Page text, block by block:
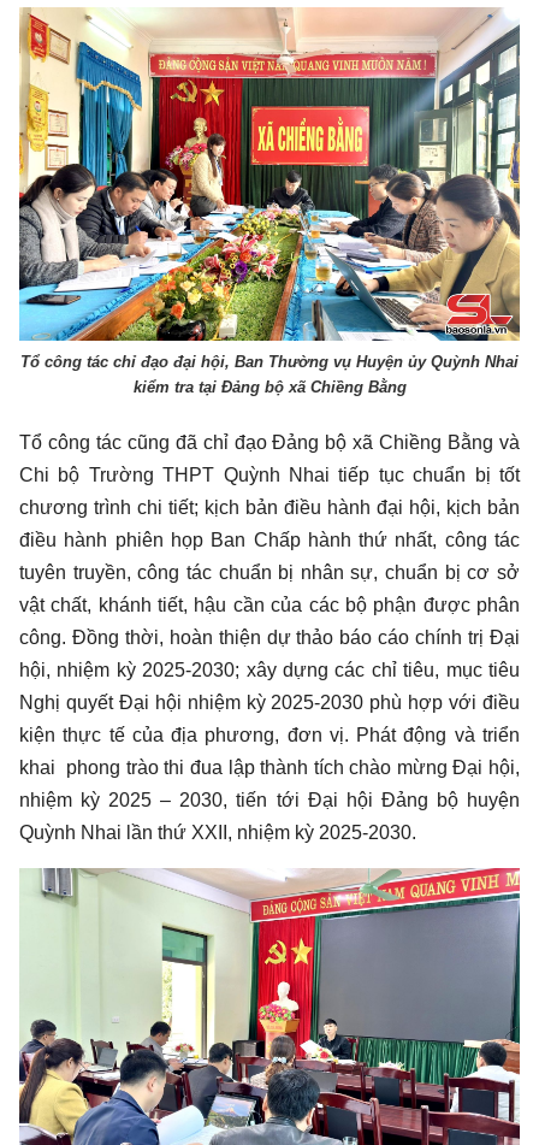
Tổ công tác chỉ đạo đại hội, Ban Thường vụ Huyện ủy Quỳnh Nhai
kiểm tra tại Đảng bộ xã Chiềng Bằng
Tổ công tác cũng đã chỉ đạo Đảng bộ xã Chiềng Bằng và
Chi bộ Trường THPT Quỳnh Nhai tiếp tục chuẩn bị tốt
chương trình chi tiết; kịch bản điều hành đại hội, kịch bản
điều hành phiên họp Ban Chấp hành thứ nhất, công tác
tuyên truyền, công tác chuẩn bị nhân sự, chuẩn bị cơ sở
vật chất, khánh tiết, hậu cần của các bộ phận được phân
công. Đồng thời, hoàn thiện dự thảo báo cáo chính trị Đại
hội, nhiệm kỳ 2025-2030; xây dựng các chỉ tiêu, mục tiêu
Nghị quyết Đại hội nhiệm kỳ 2025-2030 phù hợp với điều
kiện thực tế của địa phương, đơn vị. Phát động và triển
khai phong trào thi đua lập thành tích chào mừng Đại hội,
nhiệm kỳ 2025 – 2030, tiến tới Đại hội Đảng bộ huyện
Quỳnh Nhai lần thứ XXII, nhiệm kỳ 2025-2030.